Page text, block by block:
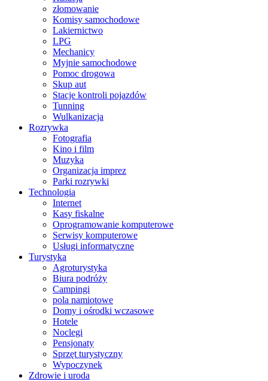
złomowanie
Komisy samochodowe
Lakiernictwo
LPG
Mechanicy
Myjnie samochodowe
Pomoc drogowa
Skup aut
Stacje kontroli pojazdów
Tunning
Wulkanizacja
Rozrywka
Fotografia
Kino i film
Muzyka
Organizacja imprez
Parki rozrywki
Technologia
Internet
Kasy fiskalne
Oprogramowanie komputerowe
Serwisy komputerowe
Usługi informatyczne
Turystyka
Agroturystyka
Biura podróży
Campingi
pola namiotowe
Domy i ośrodki wczasowe
Hotele
Noclegi
Pensjonaty
Sprzęt turystyczny
Wypoczynek
Zdrowie i uroda